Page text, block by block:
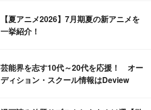
【夏アニメ2026】7月期夏の新アニメを
一挙紹介！
芸能界を志す10代～20代を応援！ オー
ディション・スクール情報はDeview